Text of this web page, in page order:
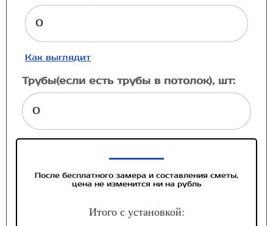
Как выглядит
Трубы(если есть трубы в потолок), шт:
После бесплатного замера и составления сметы,
цена не изменится ни на рубль
Итого с установкой: